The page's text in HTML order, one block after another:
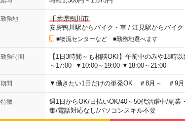
勤務地
千葉県鴨川市
安房鴨川駅からバイク・車/ 江見駅からバイク
■物流センターなど ■勤務地選べます
勤務時間
【1日3時間～も相談OK!】午前中のみや18
～17:00 ▼10:00～19:00 ▼18:00～21:00
期間 ▼働きたい1日だけの単発OK ＃8月～ ＃9月
特徴 週1日からOK/日払いOK/40～50代活躍中/副業
集/電話対応なし/パソコンスキル不要